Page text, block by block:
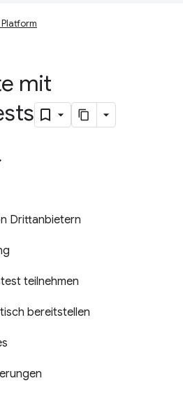
mit
Drittanbietern
teilnehmen
bereitstellen